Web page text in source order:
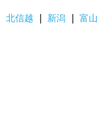
北信越 ｜ 新潟 ｜ 富山